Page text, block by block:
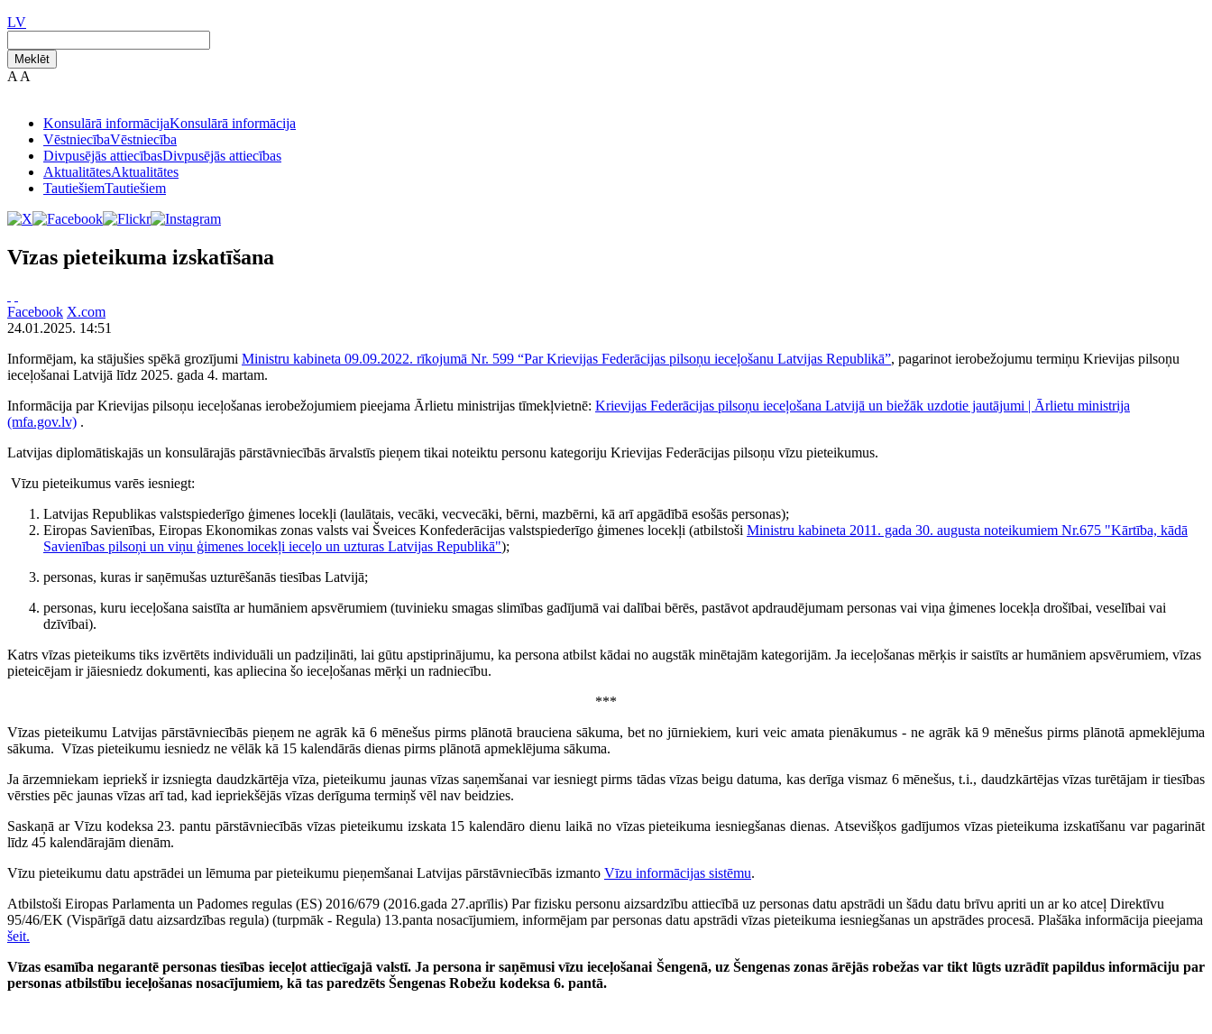
LV
Meklēt
A A
Konsulārā informācijaKonsulārā informācija
VēstniecībaVēstniecība
Divpusējās attiecībasDivpusējās attiecības
AktualitātesAktualitātes
TautiešiemTautiešiem
Vīzas pieteikuma izskatīšana
Facebook X.com
24.01.2025. 14:51
Informējam, ka stājušies spēkā grozījumi Ministru kabineta 09.09.2022. rīkojumā Nr. 599 “Par Krievijas Federācijas pilsoņu ieceļošanu Latvijas Republikā”, pagarinot ierobežojumu termiņu Krievijas pilsoņu
ieceļošanai Latvijā līdz 2025. gada 4. martam.
Informācija par Krievijas pilsoņu ieceļošanas ierobežojumiem pieejama Ārlietu ministrijas tīmekļvietnē: Krievijas Federācijas pilsoņu ieceļošana Latvijā un biežāk uzdotie jautājumi | Ārlietu ministrija
(mfa.gov.lv) .
Latvijas diplomātiskajās un konsulārajās pārstāvniecībās ārvalstīs pieņem tikai noteiktu personu kategoriju Krievijas Federācijas pilsoņu vīzu pieteikumus.
Vīzu pieteikumus varēs iesniegt:
Latvijas Republikas valstspiederīgo ģimenes locekļi (laulātais, vecāki, vecvecāki, bērni, mazbērni, kā arī apgādībā esošās personas);
Eiropas Savienības, Eiropas Ekonomikas zonas valsts vai Šveices Konfederācijas valstspiederīgo ģimenes locekļi (atbilstoši Ministru kabineta 2011. gada 30. augusta noteikumiem Nr.675 "Kārtība, kādā
Savienības pilsoņi un viņu ģimenes locekļi ieceļo un uzturas Latvijas Republikā");
personas, kuras ir saņēmušas uzturēšanās tiesības Latvijā;
personas, kuru ieceļošana saistīta ar humāniem apsvērumiem (tuvinieku smagas slimības gadījumā vai dalībai bērēs, pastāvot apdraudējumam personas vai viņa ģimenes locekļa drošībai, veselībai vai
dzīvībai).
Katrs vīzas pieteikums tiks izvērtēts individuāli un padziļināti, lai gūtu apstiprinājumu, ka persona atbilst kādai no augstāk minētajām kategorijām. Ja ieceļošanas mērķis ir saistīts ar humāniem apsvērumiem, vīzas
pieteicējam ir jāiesniedz dokumenti, kas apliecina šo ieceļošanas mērķi un radniecību.
***
Vīzas pieteikumu Latvijas pārstāvniecībās pieņem ne agrāk kā 6 mēnešus pirms plānotā brauciena sākuma, bet no jūrniekiem, kuri veic amata pienākumus - ne agrāk kā 9 mēnešus pirms plānotā apmeklējuma
sākuma. Vīzas pieteikumu iesniedz ne vēlāk kā 15 kalendārās dienas pirms plānotā apmeklējuma sākuma.
Ja ārzemniekam iepriekš ir izsniegta daudzkārtēja vīza, pieteikumu jaunas vīzas saņemšanai var iesniegt pirms tādas vīzas beigu datuma, kas derīga vismaz 6 mēnešus, t.i., daudzkārtējas vīzas turētājam ir tiesības
vērsties pēc jaunas vīzas arī tad, kad iepriekšējās vīzas derīguma termiņš vēl nav beidzies.
Saskaņā ar Vīzu kodeksa 23. pantu pārstāvniecībās vīzas pieteikumu izskata 15 kalendāro dienu laikā no vīzas pieteikuma iesniegšanas dienas. Atsevišķos gadījumos vīzas pieteikuma izskatīšanu var pagarināt
līdz 45 kalendārajām dienām.
Vīzu pieteikumu datu apstrādei un lēmuma par pieteikumu pieņemšanai Latvijas pārstāvniecībās izmanto Vīzu informācijas sistēmu.
Atbilstoši Eiropas Parlamenta un Padomes regulas (ES) 2016/679 (2016.gada 27.aprīlis) Par fizisku personu aizsardzību attiecībā uz personas datu apstrādi un šādu datu brīvu apriti un ar ko atceļ Direktīvu
95/46/EK (Vispārīgā datu aizsardzības regula) (turpmāk - Regula) 13.panta nosacījumiem, informējam par personas datu apstrādi vīzas pieteikuma iesniegšanas un apstrādes procesā. Plašāka informācija pieejama
šeit.
Vīzas esamība negarantē personas tiesības ieceļot attiecīgajā valstī. Ja persona ir saņēmusi vīzu ieceļošanai Šengenā, uz Šengenas zonas ārējās robežas var tikt lūgts uzrādīt papildus informāciju par
personas atbilstību ieceļošanas nosacījumiem, kā tas paredzēts Šengenas Robežu kodeksa 6. pantā.